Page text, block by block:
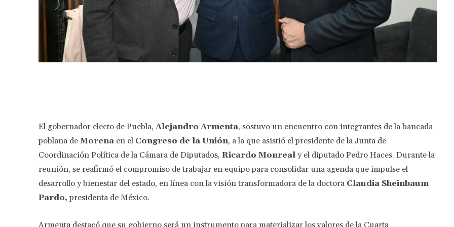
El gobernador electo de Puebla, Alejandro Armenta, sostuvo un encuentro con integrantes de la bancada
poblana de Morena en el Congreso de la Unión, a la que asistió el presidente de la Junta de
Coordinación Política de la Cámara de Diputados, Ricardo Monreal y el diputado Pedro Haces. Durante la
reunión, se reafirmó el compromiso de trabajar en equipo para consolidar una agenda que impulse el
desarrollo y bienestar del estado, en línea con la visión transformadora de la doctora Claudia Sheinbaum
Pardo, presidenta de México.
Armenta destacó que su gobierno será un instrumento para materializar los valores de la Cuarta